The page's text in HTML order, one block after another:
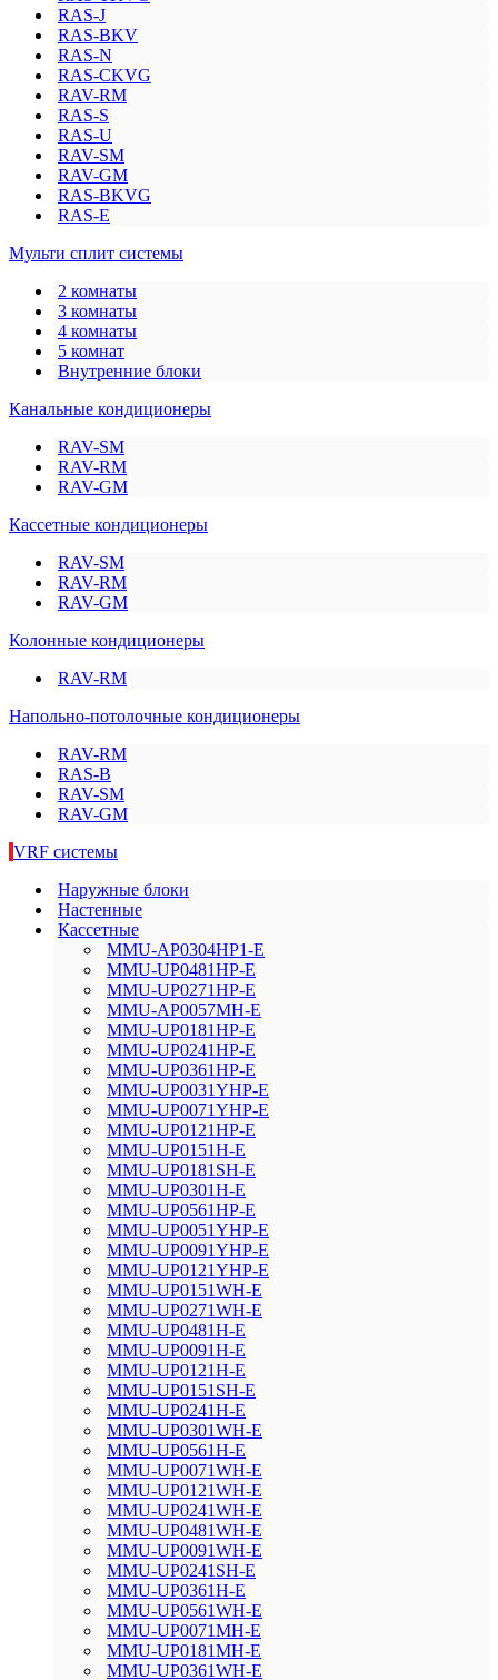
RAS-J
RAS-BKV
RAS-N
RAS-CKVG
RAV-RM
RAS-S
RAS-U
RAV-SM
RAV-GM
RAS-BKVG
RAS-E
Мульти сплит системы
2 комнаты
3 комнаты
4 комнаты
5 комнат
Внутренние блоки
Канальные кондиционеры
RAV-SM
RAV-RM
RAV-GM
Кассетные кондиционеры
RAV-SM
RAV-RM
RAV-GM
Колонные кондиционеры
RAV-RM
Напольно-потолочные кондиционеры
RAV-RM
RAS-B
RAV-SM
RAV-GM
VRF системы
Наружные блоки
Настенные
Кассетные
MMU-AP0304HP1-E
MMU-UP0481HP-E
MMU-UP0271HP-E
MMU-AP0057MH-E
MMU-UP0181HP-E
MMU-UP0241HP-E
MMU-UP0361HP-E
MMU-UP0031YHP-E
MMU-UP0071YHP-E
MMU-UP0121HP-E
MMU-UP0151H-E
MMU-UP0181SH-E
MMU-UP0301H-E
MMU-UP0561HP-E
MMU-UP0051YHP-E
MMU-UP0091YHP-E
MMU-UP0121YHP-E
MMU-UP0151WH-E
MMU-UP0271WH-E
MMU-UP0481H-E
MMU-UP0091H-E
MMU-UP0121H-E
MMU-UP0151SH-E
MMU-UP0241H-E
MMU-UP0301WH-E
MMU-UP0561H-E
MMU-UP0071WH-E
MMU-UP0121WH-E
MMU-UP0241WH-E
MMU-UP0481WH-E
MMU-UP0091WH-E
MMU-UP0241SH-E
MMU-UP0361H-E
MMU-UP0561WH-E
MMU-UP0071MH-E
MMU-UP0181MH-E
MMU-UP0361WH-E